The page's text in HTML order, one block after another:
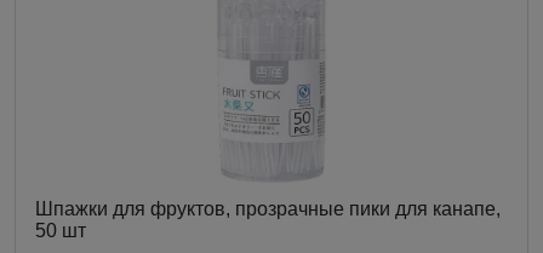
Шпажки для фруктов, прозрачные пики для канапе,
50 шт